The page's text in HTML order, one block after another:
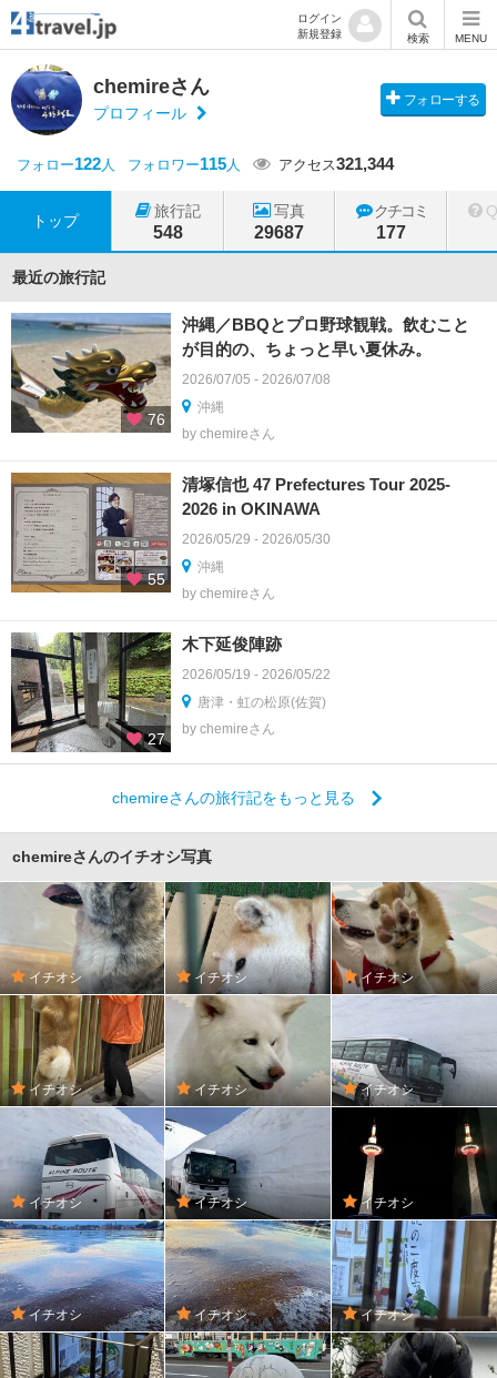
ログイン
新規登録
検索 MENU
chemireさん
プロフィール
フォローする
フォロー122人 フォロワー115人 アクセス321,344
トップ
旅行記
548
写真
29687
クチコミ
177
最近の旅行記
76
沖縄／BBQとプロ野球観戦。飲むこと
が目的の、ちょっと早い夏休み。
2026/07/05 - 2026/07/08
沖縄
by chemireさん
55
清塚信也 47 Prefectures Tour 2025-
2026 in OKINAWA
2026/05/29 - 2026/05/30
沖縄
by chemireさん
27
木下延俊陣跡
2026/05/19 - 2026/05/22
唐津・虹の松原(佐賀)
by chemireさん
chemireさんの旅行記をもっと見る
chemireさんのイチオシ写真
イチオシ イチオシ イチオシ
イチオシ イチオシ イチオシ
イチオシ イチオシ イチオシ
イチオシ イチオシ イチオシ